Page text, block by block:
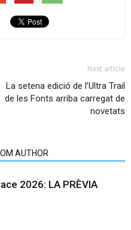
Next article
La setena edició de l’Ultra Trail
de les Fonts arriba carregat de
novetats
AUTHOR
2026: LA PRÈVIA